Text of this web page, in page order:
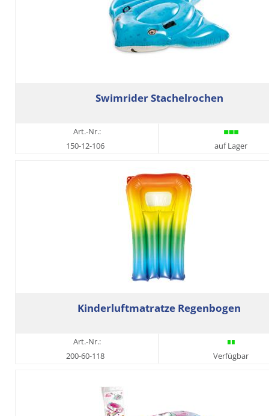
Swimrider Stachelrochen
Art.-Nr.:
150-12-106
auf Lager
Kinderluftmatratze Regenbogen
Art.-Nr.:
200-60-118
Verfügbar